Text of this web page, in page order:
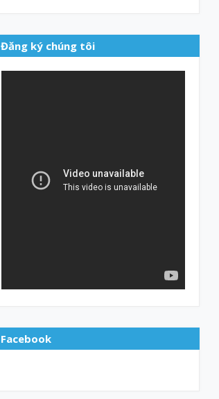
Đăng ký chúng tôi
Facebook